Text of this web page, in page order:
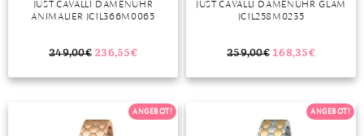
MORGANIT
JUST CAVALLI DAMENUHR
ANIMALIER JC1L366M0065
249,00€ 236,55€
JUST CAVALLI DAMENUHR GLAM
JC1L258M0235
259,00€ 168,35€
ANGEBOT! ANGEBOT!